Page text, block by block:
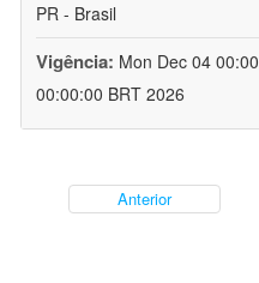
PR - Brasil
Vigência: Mon Dec 04
00:00:00 BRT 2026
Anterior